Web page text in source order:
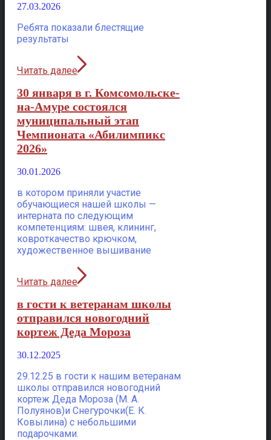
27.03.2026
Ребята показали блестящие
результаты
Читать далее
30 января в г. Комсомольске-
на-Амуре состоялся
муниципальный этап
Чемпионата «Абилимпикс
2026»
30.01.2026
в котором приняли участие
обучающиеся нашей школы —
интерната по следующим
компетенциям: швея, клининг,
ковроткачество крючком,
художественное вышивание
Читать далее
в гости к ветеранам школы
отправился новогодний
кортеж Деда Мороза
30.12.2025
29.12.25 в гости к нашим ветеранам
школы отправился новогодний
кортеж Деда Мороза (М. А.
Полуянов)и Снегурочки(Е. К.
Ковылина) с небольшими
подарочками.